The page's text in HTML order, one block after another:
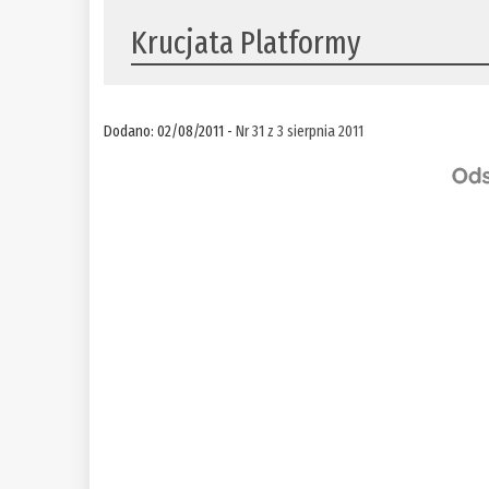
Krucjata Platformy
Dodano: 02/08/2011 -Nr 31 z 3 sierpnia 2011